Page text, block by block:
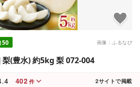
画像：ふるなび
50
(豊水) 約5kg 梨 072-004
402 件 2サイトで掲載